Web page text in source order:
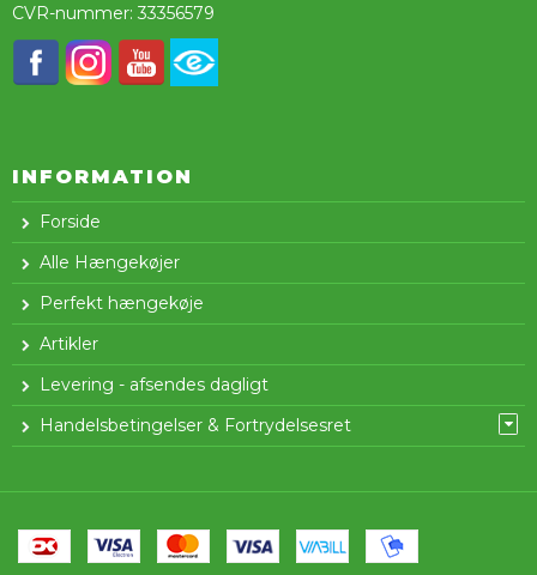
CVR-nummer: 33356579
INFORMATION
Forside
Alle Hængekøjer
Perfekt hængekøje
Artikler
Levering - afsendes dagligt
Handelsbetingelser & Fortrydelsesret